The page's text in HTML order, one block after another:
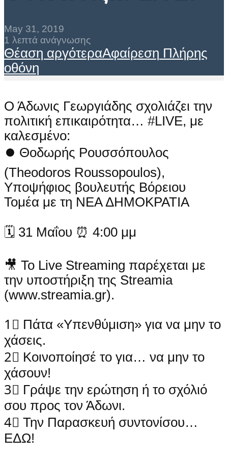
May 31, 2019
1 λεπτά ανάγνωσης
Θέαση αργότεραΑφαίρεση Πλήρης
οθόνη
Ο Άδωνις Γεωργιάδης σχολιάζει την
πολιτική επικαιρότητα… #LIVE, με
καλεσμένο:
⏺ Θοδωρής Ρουσσόπουλος
(Theodoros Roussopoulos),
Υποψήφιος βουλευτής Βόρειου
Τομέα με τη ΝΕΑ ΔΗΜΟΚΡΑΤΙΑ
🗓 31 Μαΐου ⏰ 4:00 μμ
🎥 Το Live Streaming παρέχεται με
την υποστήριξη της Streamia
(www.streamia.gr).
1⃣ Πάτα «Υπενθύμιση» για να μην το
χάσεις.
2⃣ Κοινοποίησέ το για… να μην το
χάσουν!
3⃣ Γράψε την ερώτηση ή το σχόλιό
σου προς τον Άδωνι.
4⃣ Την Παρασκευή συντονίσου…
ΕΔΩ!